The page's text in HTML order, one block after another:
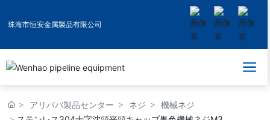
珠海市恒安金属製品有限公司
アリババ製品センター ネジ
機械ネジ